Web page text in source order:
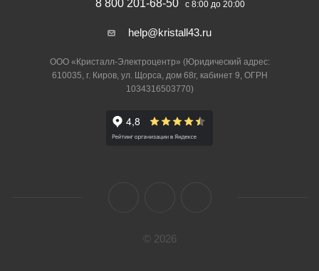
8 800 201-68-50 с 8:00 до 20:00
help@kristall43.ru
ООО «Кристалл-Электроцентр» (Юридический адрес:
610035, г. Киров, ул. Щорса, дом 68г, кабинет 9, ОГРН
1034316503770)
© 2026